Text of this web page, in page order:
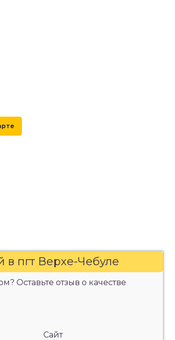
в пгт Верхе-Чебуле
Оставьте отзыв о качестве
Сайт